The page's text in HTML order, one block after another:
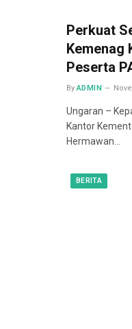
Perkuat
Kemenag
Peserta
By ADMIN
Ungaran –
Kantor
Hermawan…
BERITA